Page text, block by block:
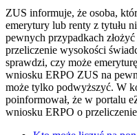
ZUS informuje, że osoba,
emerytury lub renty z tytułu
pewnych przypadkach
przeliczenie wysokości
sprawdzi, czy może
wniosku ERPO ZUS na
może tylko podwyższyć. W
poinformował, że w portalu
wniosku ERPO o